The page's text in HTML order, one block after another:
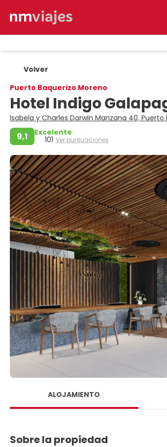
Volver
Puerto Baquerizo Moreno
Hotel Indigo
Isabela y Charles Darwin Manzana 40, Puerto
9,1 Excelente
101 Ver puntuaciones
ALOJAMIENTO
Sobre la propiedad